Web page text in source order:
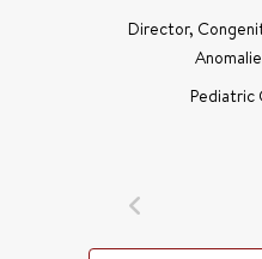
Director,
Pediatric